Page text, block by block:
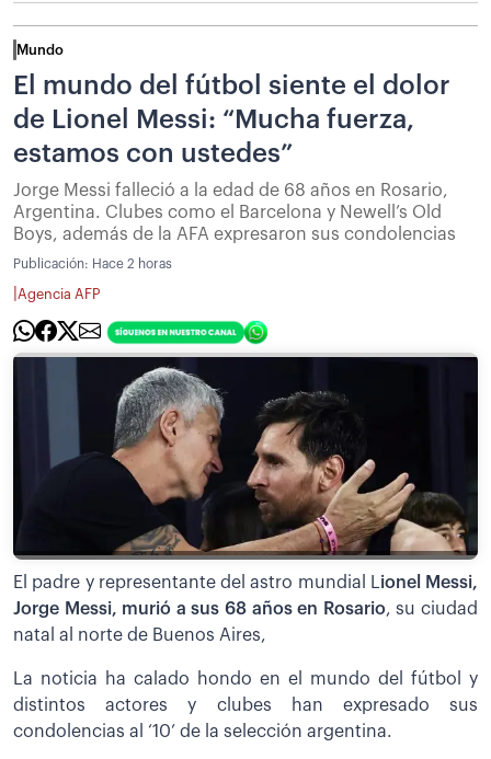
Mundo
El mundo del fútbol siente el dolor
de Lionel Messi: “Mucha fuerza,
estamos con ustedes”
Jorge Messi falleció a la edad de 68 años en Rosario,
Argentina. Clubes como el Barcelona y Newell’s Old
Boys, además de la AFA expresaron sus condolencias
Publicación: Hace 2 horas
Agencia AFP
El padre y representante del astro mundial Lionel Messi,
Jorge Messi, murió a sus 68 años en Rosario, su ciudad
natal al norte de Buenos Aires,
La noticia ha calado hondo en el mundo del fútbol y
distintos actores y clubes han expresado sus
condolencias al ‘10’ de la selección argentina.